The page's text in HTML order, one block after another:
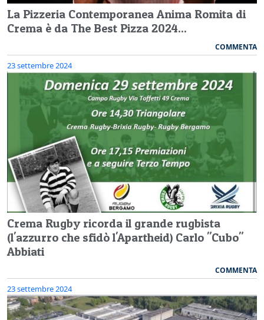
La Pizzeria Contemporanea Anima Romita di
Crema è da The Best Pizza 2024...
COMMENTA
23 settembre 2024
Crema Rugby ricorda il grande rugbista
(l'azzurro che sfidò l'Apartheid) Carlo "Cubo"
Abbiati
COMMENTA
23 settembre 2024